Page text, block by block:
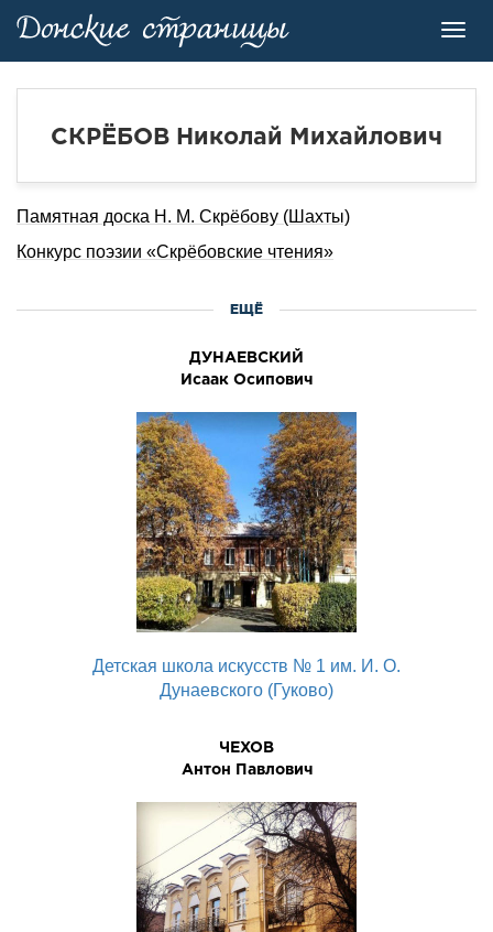
СКРЁБОВ Николай Михайлович
Памятная доска Н. М. Скрёбову (Шахты)
Конкурс поэзии «Скрёбовские чтения»
ЕЩЁ
ДУHАЕВСКИЙ
Исаак Осипович
Детская школа искусств № 1 им. И. О.
Дунаевского (Гуково)
ЧЕХОВ
Антон Павлович